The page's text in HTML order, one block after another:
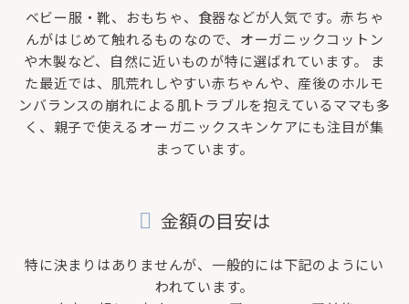
ベビー服・靴、おもちゃ、食器などが人気です。赤ちゃ
んがはじめて触れるものなので、オーガニックコットン
や木製など、自然に近いものが特に選ばれています。 ま
た最近では、肌荒れしやすい赤ちゃんや、産後のホルモ
ンバランスの崩れによる肌トラブルを抱えているママも多
く、親子で使えるオーガニックスキンケアにも注目が集
まっています。
金額の目安は
特に決まりはありませんが、一般的には下記のようにい
われています。